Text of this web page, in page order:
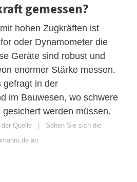
gemessen?
hohen Zugkräften ist
oder Dynamometer die
Geräte sind robust und
enormer Stärke messen.
gefragt in der
im Bauwesen, wo schwere
werden müssen.
Quelle
Sehen Sie sich die
an